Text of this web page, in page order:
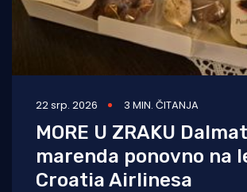
22 srp. 2026 3 MIN. ČITANJA
MORE U ZRAKU
marenda ponovno na
Croatia Airlinesa